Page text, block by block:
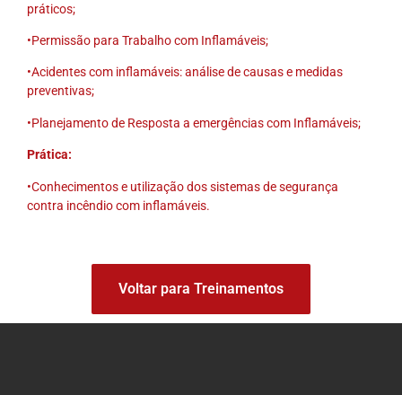
práticos;
•Permissão para Trabalho com Inflamáveis;
•Acidentes com inflamáveis: análise de causas e medidas
preventivas;
•Planejamento de Resposta a emergências com Inflamáveis;
Prática:
•Conhecimentos e utilização dos sistemas de segurança
contra incêndio com inflamáveis.
Voltar para Treinamentos